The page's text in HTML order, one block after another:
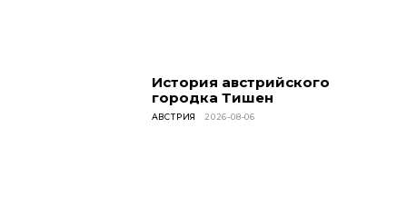
История австрийского
городка Тишен
АВСТРИЯ 2026-08-06